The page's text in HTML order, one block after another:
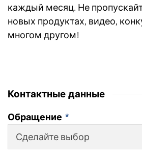
каждый месяц. Не
новых продуктах, видео,
многом другом!
Контактные данные
Обращение *
Сделайте выбор